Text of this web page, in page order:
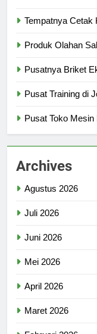
Tempatnya Cetak
Produk Olahan
Pusatnya Briket
Pusat Training di
Pusat Toko Mesin
Archives
Agustus 2026
Juli 2026
Juni 2026
Mei 2026
April 2026
Maret 2026